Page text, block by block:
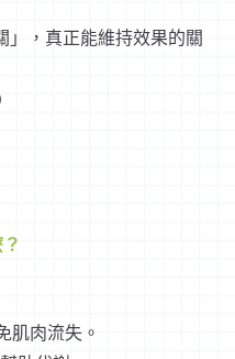
」，真正能維持效果的關
肌肉流失。